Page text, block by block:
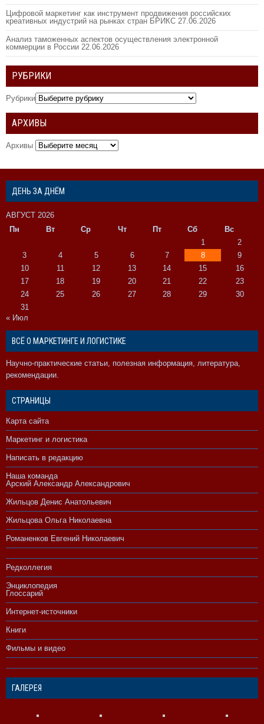
Цифровой маркетинг как инструмент продвижения российских
креативных индустрий на рынках стран БРИКС 27.06.2026
Анализ таможенных аспектов осуществления электронной
коммерции в России 22.06.2026
РУБРИКИ
Рубрики
АРХИВЫ
Архивы
ДЕНЬ ЗА ДНЁМ
АВГУСТ 2026
Пн
Вт Ср Чт Пт Сб
Вс
1
2
3
4 5 6 7 8
9
10
11 12 13 14 15
16
17
18 19 20 21 22
23
24
25 26 27 28 29
30
31
« Июл
ВСЁ О МАРКЕТИНГЕ И ЛОГИСТИКЕ
Научно-практические статьи, полезная информация, литература,
рекомендации.
СТРАНИЦЫ
Карта сайта
Маркетинг и логистика
Написать в редакцию
Наша команда
Арский Александр Александрович
Жильцов Денис Анатольевич
Жильцова Ольга Николаевна
Романенков Евгений Николаевич
Редколлегия
Энциклопедия
Глоссарий
Интернет-источники
Книги
Фильмы и видео
ГАЛЕРЕЯ